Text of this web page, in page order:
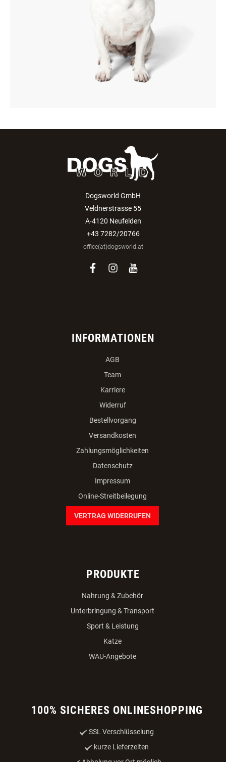
Dogsworld GmbH
Veldnerstrasse 55
A-4120 Neufelden
+43 7282/20766
office(at)dogsworld.at
facebook
instagram
youtube
INFORMATIONEN
AGB
Team
Karriere
Widerruf
Bestellvorgang
Versandkosten
Zahlungsmöglichkeiten
Datenschutz
Impressum
Online-Streitbeilegung
VERTRAG WIDERRUFEN
PRODUKTE
Nahrung & Zubehör
Unterbringung & Transport
Sport & Leistung
Katze
WAU-Angebote
100% SICHERES ONLINESHOPPING
SSL Verschlüsselung
kurze Lieferzeiten